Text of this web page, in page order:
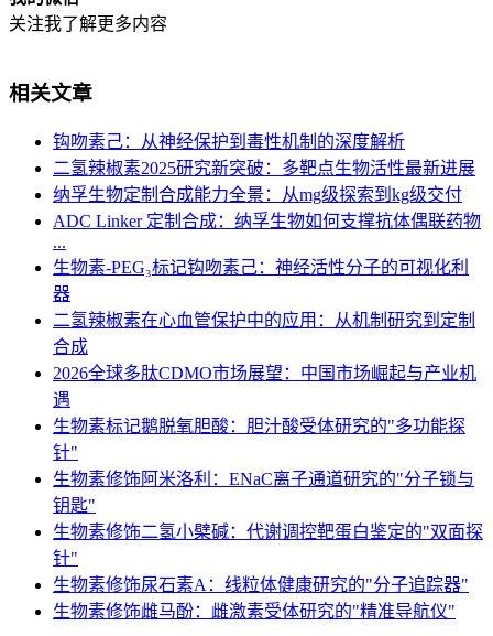
关注我了解更多内容
相关文章
钩吻素己：从神经保护到毒性机制的深度解析
二氢辣椒素2025研究新突破：多靶点生物活性最新进展
纳孚生物定制合成能力全景：从mg级探索到kg级交付
ADC Linker 定制合成：纳孚生物如何支撑抗体偶联药物
...
生物素-PEG₃标记钩吻素己：神经活性分子的可视化利
器
二氢辣椒素在心血管保护中的应用：从机制研究到定制
合成
2026全球多肽CDMO市场展望：中国市场崛起与产业机
遇
生物素标记鹅脱氧胆酸：胆汁酸受体研究的"多功能探
针"
生物素修饰阿米洛利：ENaC离子通道研究的"分子锁与
钥匙"
生物素修饰二氢小檗碱：代谢调控靶蛋白鉴定的"双面探
针"
生物素修饰尿石素A：线粒体健康研究的"分子追踪器"
生物素修饰雌马酚：雌激素受体研究的"精准导航仪"